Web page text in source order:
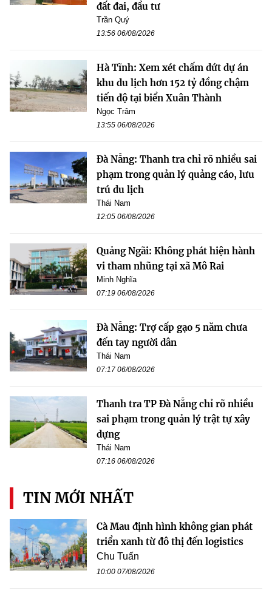
đất đai, đầu tư
Trần Quý
13:56 06/08/2026
Hà Tĩnh: Xem xét chấm dứt dự án
khu du lịch hơn 152 tỷ đồng chậm
tiến độ tại biển Xuân Thành
Ngọc Trâm
13:55 06/08/2026
Đà Nẵng: Thanh tra chỉ rõ nhiều sai
phạm trong quản lý quảng cáo, lưu
trú du lịch
Thái Nam
12:05 06/08/2026
Quảng Ngãi: Không phát hiện hành
vi tham nhũng tại xã Mô Rai
Minh Nghĩa
07:19 06/08/2026
Đà Nẵng: Trợ cấp gạo 5 năm chưa
đến tay người dân
Thái Nam
07:17 06/08/2026
Thanh tra TP Đà Nẵng chỉ rõ nhiều
sai phạm trong quản lý trật tự xây
dựng
Thái Nam
07:16 06/08/2026
TIN MỚI NHẤT
Cà Mau định hình không gian phát
triển xanh từ đô thị đến logistics
Chu Tuấn
10:00 07/08/2026